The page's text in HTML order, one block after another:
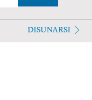
DISUNARSI